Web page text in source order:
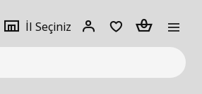
İl Seçiniz
Giriş
Adet